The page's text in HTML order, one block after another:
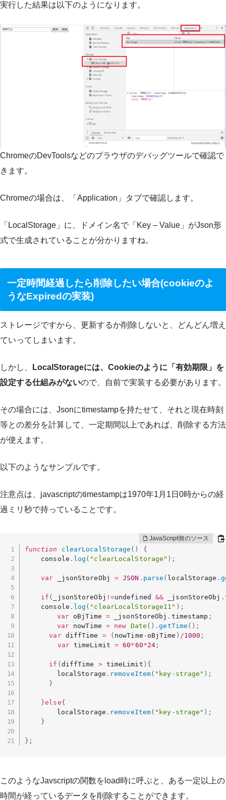
実行した結果は以下のようになります。
ChromeのDevToolsなどのブラウザのデバッグツールで確認で
きます。
Chromeの場合は、「Application」タブで確認します。
「LocalStorage」に、ドメイン名で「Key – Value」がJson形
式で生成されていることが分かりますね。
一定時間経過したら削除したい場合(cookieのよ
うなExpiredの実装)
ストレージですから、更新するか削除しないと、どんどん増え
ていってしまいます。
しかし、
LocalStorageには、Cookieのように「有効期限」を
設定する仕組みがないので、自前で実装する必要があります。
その場合には、Jsonにtimestampを持たせて、それと現在時刻
等との差分を計算して、一定期間以上であれば、削除する方法
が使えます。
以下のようなサンプルです。
注意点は、javascriptのtimestampは1970年1月1日0時からの経
過ミリ秒で持っていることです。
function clearLocalStorage ( )
{
    console
. log ( "clearLocalStorage" ) ;
var _jsonStoreObj = JSON . parse ( localStorage .
if ( _jsonStoreObj !=undefined && _jsonStoreObj .
    console
. log ( "clearLocalStorage11" ) ;
var oBjTime = _jsonStoreObj . timestamp ;
var nowTime = new Date ( ) .getTime ( ) ;
var diffTime = ( nowTime - oBjTime ) /1000 ;
var timeLimit = 60*60*24 ;
if ( diffTime > timeLimit ) {
      	localStorage
. removeItem( "key-strage" ) ;
}
}else{
    	localStorage
. removeItem( "key-strage" ) ;
}
} ;
このようなJavscriptの関数をload時に呼ぶと、ある一定以上の
時間が経っているデータを削除することができます。